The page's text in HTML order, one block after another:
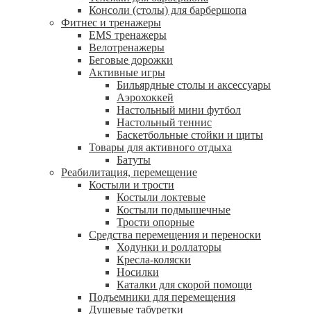
Консоли (столы) для барбершопа
Фитнес и тренажеры
EMS тренажеры
Велотренажеры
Беговые дорожки
Активные игры
Бильярдные столы и аксессуары
Аэрохоккей
Настольный мини футбол
Настольный теннис
Баскетбольные стойки и щиты
Товары для активного отдыха
Батуты
Реабилитация, перемещение
Костыли и трости
Костыли локтевые
Костыли подмышечные
Трости опорные
Средства перемещения и переноски
Ходунки и роллаторы
Кресла-коляски
Носилки
Каталки для скорой помощи
Подъемники для перемещения
Душевые табуретки